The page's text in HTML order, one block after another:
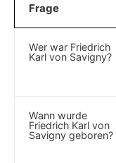
Frage
Wer war Friedrich
Karl ⁢von Savigny?
Wann ‍wurde
Friedrich ‌Karl von
Savigny geboren?